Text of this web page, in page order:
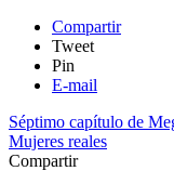
Compartir
Tweet
Pin
E-mail
Séptimo capítulo de
Mujeres reales
Compartir